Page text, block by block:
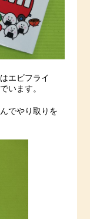
エビフライ
います。
でやり取りを